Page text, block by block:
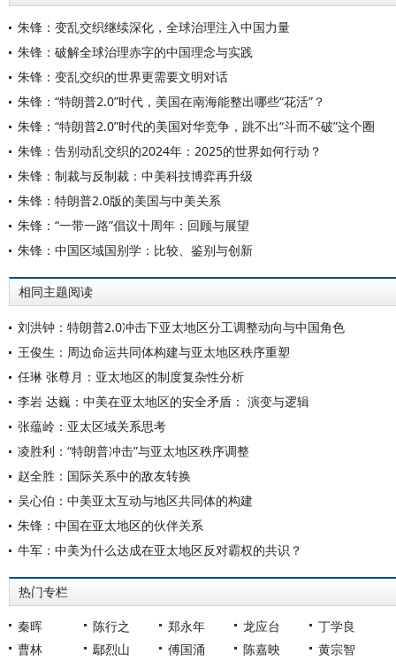
朱锋：变乱交织继续深化，全球治理注入中国力量
朱锋：破解全球治理赤字的中国理念与实践
朱锋：变乱交织的世界更需要文明对话
朱锋：“特朗普2.0”时代，美国在南海能整出哪些“花活”？
朱锋：“特朗普2.0”时代的美国对华竞争，跳不出“斗而不破”这个圈
朱锋：告别动乱交织的2024年：2025的世界如何行动？
朱锋：制裁与反制裁：中美科技博弈再升级
朱锋：特朗普2.0版的美国与中美关系
朱锋：“一带一路”倡议十周年：回顾与展望
朱锋：中国区域国别学：比较、鉴别与创新
相同主题阅读
刘洪钟：特朗普2.0冲击下亚太地区分工调整动向与中国角色
王俊生：周边命运共同体构建与亚太地区秩序重塑
任琳 张尊月：亚太地区的制度复杂性分析
李岩 达巍：中美在亚太地区的安全矛盾： 演变与逻辑
张蕴岭：亚太区域关系思考
凌胜利：“特朗普冲击”与亚太地区秩序调整
赵全胜：国际关系中的敌友转换
吴心伯：中美亚太互动与地区共同体的构建
朱锋：中国在亚太地区的伙伴关系
牛军：中美为什么达成在亚太地区反对霸权的共识？
热门专栏
秦晖 陈行之 郑永年 龙应台
丁学良
曹林
鄢烈山 傅国涌 陈嘉映 黄宗智